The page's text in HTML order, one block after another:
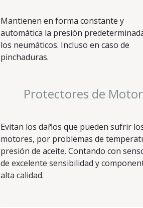
Mantienen en forma constante y
automática la presión
los neumáticos. Incluso en caso de
pinchaduras.
Protectores de Motor
Evitan los daños que pueden sufrir
motores, por problemas de
presión de aceite. Contando con
de excelente sensibilidad y
alta calidad.